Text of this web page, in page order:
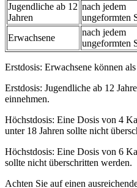
Jugendliche ab 12
Jahren
nach jedem
ungeformten
Erwachsene
nach jedem
ungeformten
Erstdosis: Erwachsene können
Erstdosis: Jugendliche ab 12
einnehmen.
Höchstdosis: Eine Dosis von 4
unter 18 Jahren sollte nicht
Höchstdosis: Eine Dosis von 6
sollte nicht überschritten werden.
Achten Sie auf einen